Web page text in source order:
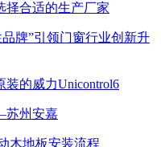
择合适的生产厂家
牌”引领门窗行业创新升
的威力Unicontrol6
苏州安嘉
木地板安装流程